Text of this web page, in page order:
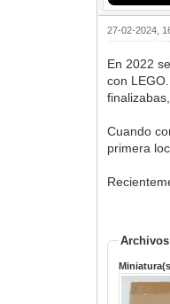
27-02-2024,
En 2022
con
Cuando
primera